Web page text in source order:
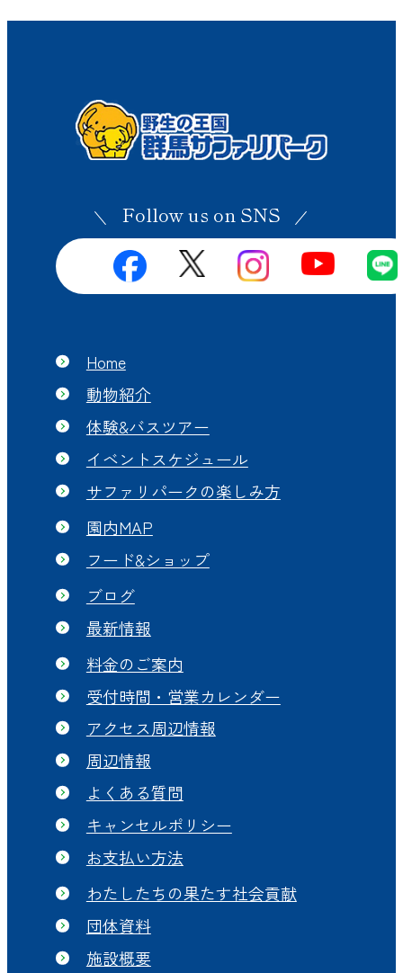
Follow us on SNS
Home
動物紹介
体験&バスツアー
イベントスケジュール
サファリパークの楽しみ方
園内MAP
フード&ショップ
ブログ
最新情報
料金のご案内
受付時間・営業カレンダー
アクセス周辺情報
周辺情報
よくある質問
キャンセルポリシー
お支払い方法
わたしたちの果たす社会貢献
団体資料
施設概要